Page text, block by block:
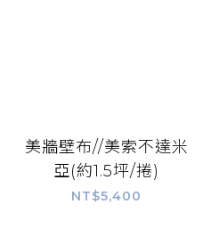
美牆壁布//美索不達米
亞(約1.5坪/捲)
NT$5,400